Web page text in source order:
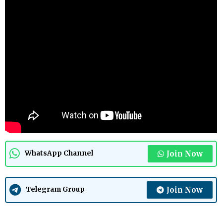
WhatsApp Channel Join Now
Telegram Group Join Now